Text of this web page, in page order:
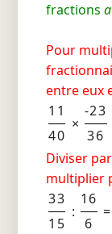
fractions
Pour
entre eux
11
40
×
-23
36
Diviser
multiplier
33
15
:
16
6
=